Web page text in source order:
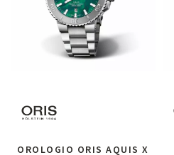
OROLOGIO ORIS AQUIS X